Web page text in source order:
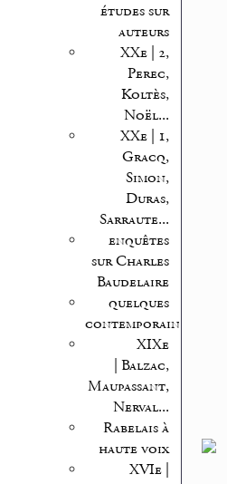
études sur
auteurs
XXe | 2,
Perec,
Koltès,
Noël...
XXe | 1,
Gracq,
Simon,
Duras,
Sarraute...
enquêtes
sur Charles
Baudelaire
quelques
contemporains
XIXe
| Balzac,
Maupassant,
Nerval...
Rabelais à
haute voix
XVIe |